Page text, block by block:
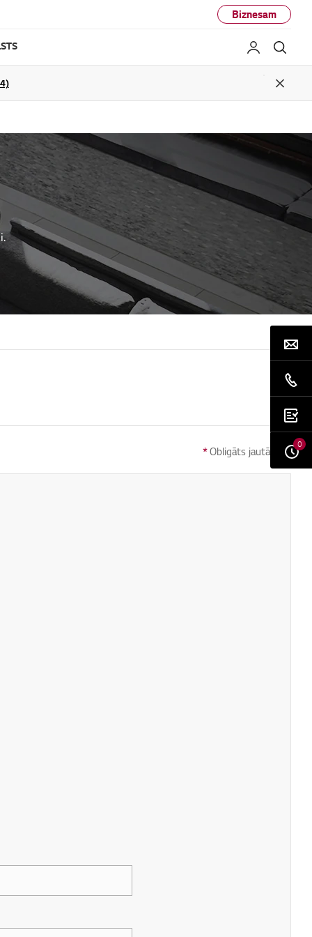
Biznesam
Mans LG
Close
*Obligāts jautājums
0